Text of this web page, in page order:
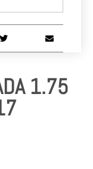
1.75